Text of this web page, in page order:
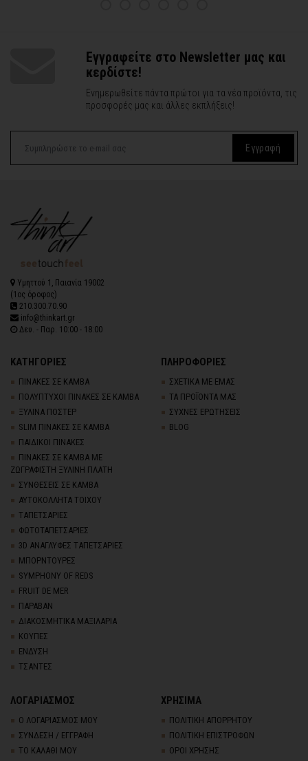
Εγγραφείτε στο Newsletter μας και
κερδίστε!
Ενημερωθείτε πάντα πρώτοι για τα νέα προϊόντα, τις
προσφορές μας και άλλες εκπλήξεις!
Εγγραφή
Υμηττού 1, Παιανία 19002
(1ος όροφος)
210.300.70.90
info@thinkart.gr
Δευ. - Παρ. 10:00 - 18:00
ΚΑΤΗΓΟΡΙΕΣ
ΠΙΝΑΚΕΣ ΣΕ ΚΑΜΒΑ
ΠΟΛΥΠΤΥΧΟΙ ΠΙΝΑΚΕΣ ΣΕ ΚΑΜΒΑ
ΞΥΛΙΝΑ ΠΟΣΤΕΡ
SLIM ΠΙΝΑΚΕΣ ΣΕ ΚΑΜΒΑ
ΠΑΙΔΙΚΟΙ ΠΙΝΑΚΕΣ
ΠΙΝΑΚΕΣ ΣΕ ΚΑΜΒΑ ΜΕ
ΖΩΓΡΑΦΙΣΤΗ ΞΥΛΙΝΗ ΠΛΑΤΗ
ΣΥΝΘΕΣΕΙΣ ΣΕ ΚΑΜΒΑ
ΑΥΤΟΚΟΛΛΗΤΑ ΤΟΙΧΟΥ
TΑΠΕΤΣΑΡΙΕΣ
ΦΩΤΟΤΑΠΕΤΣΑΡΙΕΣ
3D AΝΑΓΛΥΦΕΣ TΑΠΕΤΣΑΡΙΕΣ
ΜΠΟΡΝΤΟΥΡΕΣ
SYMPHONY OF REDS
FRUIT DE MER
ΠΑΡΑΒΑΝ
ΔΙΑΚΟΣΜΗΤΙΚΑ ΜΑΞΙΛΑΡΙΑ
ΚΟΥΠΕΣ
ΕΝΔΥΣΗ
ΤΣΑΝΤΕΣ
ΠΛΗΡΟΦΟΡΙΕΣ
ΣΧΕΤΙΚΑ ΜΕ ΕΜΑΣ
ΤΑ ΠΡΟΪΟΝΤΑ ΜΑΣ
ΣΥΧΝΕΣ ΕΡΩΤΗΣΕΙΣ
BLOG
ΛΟΓΑΡΙΑΣΜΟΣ
Ο ΛΟΓΑΡΙΑΣΜΟΣ ΜΟΥ
ΣΥΝΔΕΣΗ / ΕΓΓΡΑΦΗ
ΤΟ ΚΑΛΑΘΙ ΜΟΥ
ΧΡΗΣΙΜΑ
ΠΟΛΙΤΙΚΗ ΑΠΟΡΡΗΤΟΥ
ΠΟΛΙΤΙΚΗ ΕΠΙΣΤΡΟΦΩΝ
ΟΡΟΙ ΧΡΗΣΗΣ